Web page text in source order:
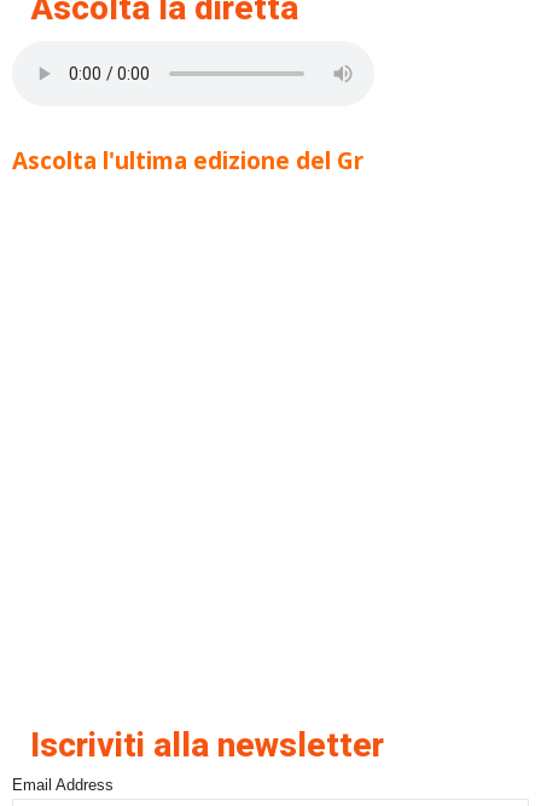
Ascolta la diretta
Ascolta l'ultima edizione del Gr
Iscriviti alla newsletter
Email Address